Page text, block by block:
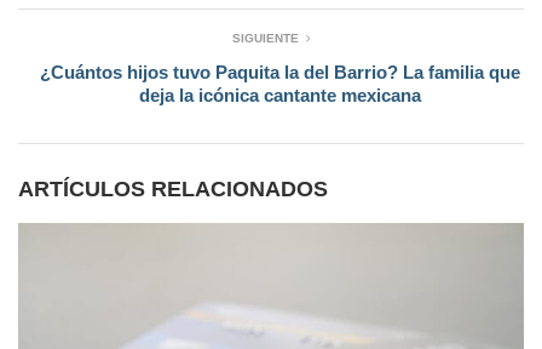
SIGUIENTE
¿Cuántos hijos tuvo Paquita la del Barrio? La familia que
deja la icónica cantante mexicana
ARTÍCULOS RELACIONADOS